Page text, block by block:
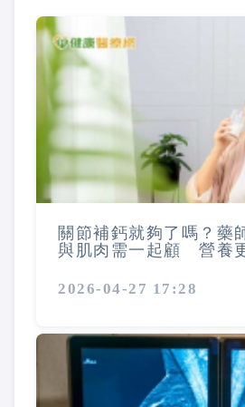
關節補鈣就夠了嗎？藥
與肌肉需一起顧 營養
2026-04-27 17:28